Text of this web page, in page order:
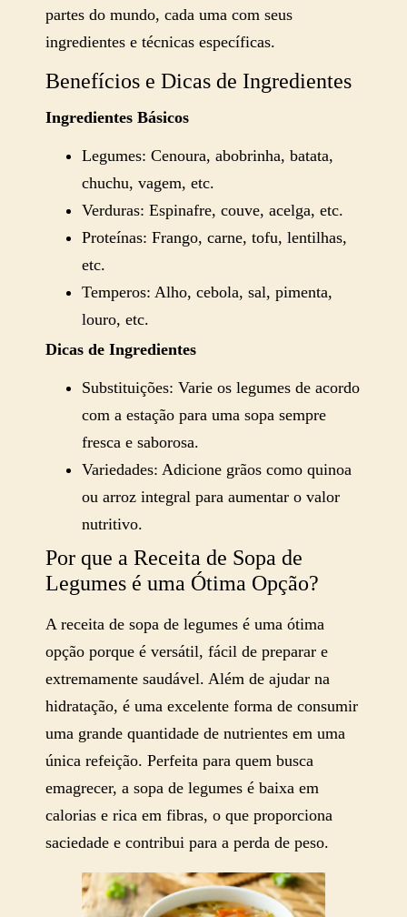
partes do mundo, cada uma com seus
ingredientes e técnicas específicas.
Benefícios e Dicas de Ingredientes
Ingredientes Básicos
Legumes: Cenoura, abobrinha, batata,
chuchu, vagem, etc.
Verduras: Espinafre, couve, acelga, etc.
Proteínas: Frango, carne, tofu, lentilhas,
etc.
Temperos: Alho, cebola, sal, pimenta,
louro, etc.
Dicas de Ingredientes
Substituições: Varie os legumes de acordo
com a estação para uma sopa sempre
fresca e saborosa.
Variedades: Adicione grãos como quinoa
ou arroz integral para aumentar o valor
nutritivo.
Por que a Receita de Sopa de
Legumes é uma Ótima Opção?
A receita de sopa de legumes é uma ótima
opção porque é versátil, fácil de preparar e
extremamente saudável. Além de ajudar na
hidratação, é uma excelente forma de consumir
uma grande quantidade de nutrientes em uma
única refeição. Perfeita para quem busca
emagrecer, a sopa de legumes é baixa em
calorias e rica em fibras, o que proporciona
saciedade e contribui para a perda de peso.